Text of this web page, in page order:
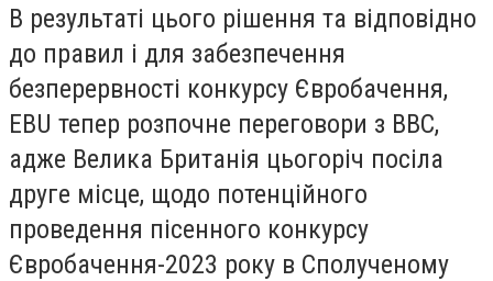
В результаті цього рішення та відповідно
до правил і для забезпечення
безперервності конкурсу Євробачення,
EBU тепер розпочне переговори з BBC,
адже Велика Британія цьогоріч посіла
друге місце, щодо потенційного
проведення пісенного конкурсу
Євробачення-2023 року в Сполученому